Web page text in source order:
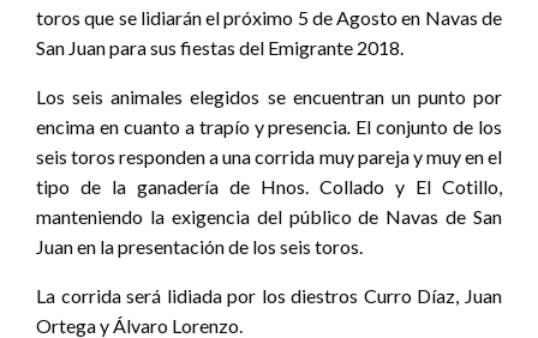
toros que se lidiarán el próximo 5 de Agosto en Navas de
San Juan para sus fiestas del Emigrante 2018.
Los seis animales elegidos se encuentran un punto por
encima en cuanto a trapío y presencia El conjunto de los
seis toros responden a una corrida muy pareja y muy en el
tipo de la ganadería de Hnos. Collado y El Cotillo,
manteniendo la exigencia del público de Navas de San
Juan en la presentación de los seis toros.
La corrida será lidiada por los diestros Curro Díaz, Juan
Ortega y Álvaro Lorenzo.